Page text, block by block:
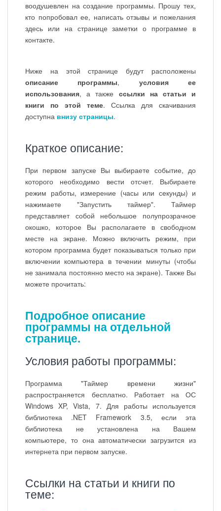
воодушевлен на создание программы. Прошу тех,
кто попробовал ее, написать отзывы и пожелания
здесь или на странице заметки о программе в
контакте.
Ниже на этой странице будут расположены
описание программы, условия ее
использования, а также ссылки на статьи и
книги по этой теме. Ссылка для скачивания
доступна внизу страницы.
Краткое описание:
При первом запуске Вы выбираете событие, до
которого необходимо вести отсчет. Выбираете
режим работы, измерение (часы или секунды) и
нажимаете "Запустить таймер". Таймер
представляет собой небольшое полупрозрачное
окошко, которое Вы располагаете в свободном
месте на экране. Можно включить режим, при
котором программа будет показываться только при
включении компьютера в течении минуты (чтобы
не занимала постоянно место на экране). Также Вы
можете прочитать:
Подробное описание
программы на отдельной
странице.
Условия работы программы:
Программа "Таймер времени жизни"
распространяется бесплатно. Работает на ОС
Windows XP, Vista, 7. Для работы используется
библиотека .NET Framework 3.5, если эта
библиотека не установлена на Вашем
компьютере, то она автоматически загрузится из
интернета при первом запуске.
Ссылки на статьи и книги по
теме: